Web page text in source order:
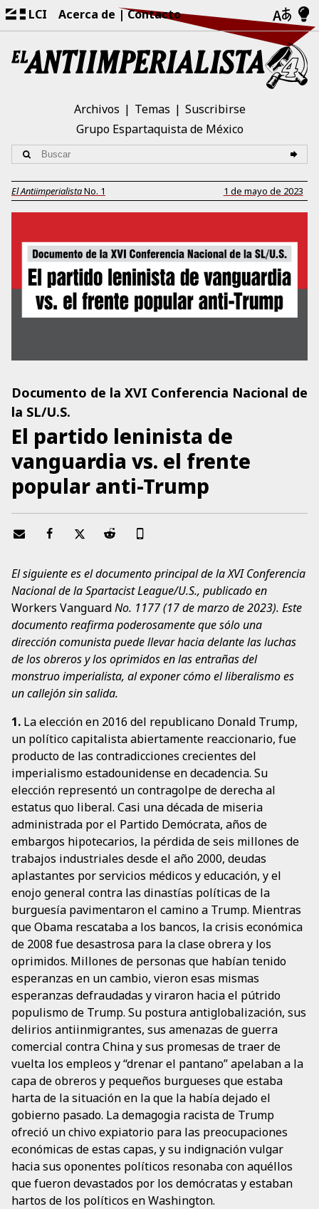
LCI Acerca de Contacto
Archivos Temas
Suscribirse
Grupo Espartaquista de México
El AntiimperialistaNo. 1 1 de mayo de 2023
Documento de la XVI Conferencia Nacional de
la SL/U.S.
El partido leninista de
vanguardia vs. el frente
popular anti-Trump
El siguiente es el documento principal de la XVI Conferencia
Nacional de la Spartacist League/U.S., publicado en
Workers VanguardNo. 1177 (17 de marzo de 2023). Este
documento reafirma poderosamente que sólo una
dirección comunista puede llevar hacia delante las luchas
de los obreros y los oprimidos en las entrañas del
monstruo imperialista, al exponer cómo el liberalismo es
un callejón sin salida.
1. La elección en 2016 del republicano Donald Trump,
un político capitalista abiertamente reaccionario, fue
producto de las contradicciones crecientes del
imperialismo estadounidense en decadencia. Su
elección representó un contragolpe de derecha al
estatus quo liberal. Casi una década de miseria
administrada por el Partido Demócrata, años de
embargos hipotecarios, la pérdida de seis millones de
trabajos industriales desde el año 2000, deudas
aplastantes por servicios médicos y educación, y el
enojo general contra las dinastías políticas de la
burguesía pavimentaron el camino a Trump. Mientras
que Obama rescataba a los bancos, la crisis económica
de 2008 fue desastrosa para la clase obrera y los
oprimidos. Millones de personas que habían tenido
esperanzas en un cambio, vieron esas mismas
esperanzas defraudadas y viraron hacia el pútrido
populismo de Trump. Su postura antiglobalización, sus
delirios antiinmigrantes, sus amenazas de guerra
comercial contra China y sus promesas de traer de
vuelta los empleos y “drenar el pantano” apelaban a la
capa de obreros y pequeños burgueses que estaba
harta de la situación en la que la había dejado el
gobierno pasado. La demagogia racista de Trump
ofreció un chivo expiatorio para las preocupaciones
económicas de estas capas, y su indignación vulgar
hacia sus oponentes políticos resonaba con aquéllos
que fueron devastados por los demócratas y estaban
hartos de los políticos en Washington.